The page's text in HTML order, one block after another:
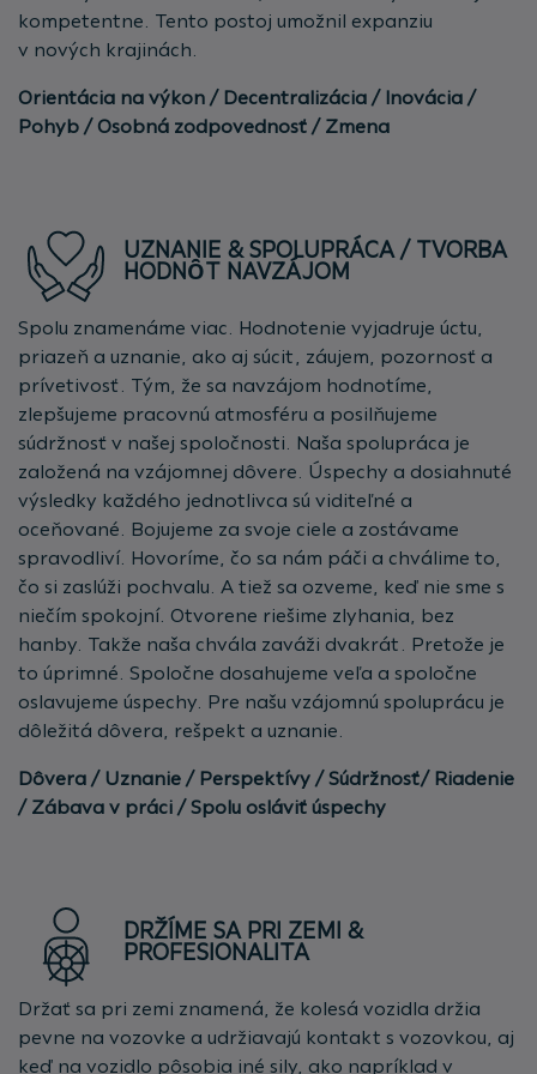
kompetentne. Tento postoj umožnil expanziu
v nových krajinách.
Orientácia na výkon / Decentralizácia / Inovácia /
Pohyb / Osobná zodpovednosť / Zmena
UZNANIE & SPOLUPRÁCA / TVORBA
HODNȎT NAVZÁJOM
Spolu znamenáme viac. Hodnotenie vyjadruje úctu,
priazeň a uznanie, ako aj súcit, záujem, pozornosť a
prívetivosť. Tým, že sa navzájom hodnotíme,
zlepšujeme pracovnú atmosféru a posilňujeme
súdržnosť v našej spoločnosti. Naša spolupráca je
založená na vzájomnej dôvere. Úspechy a dosiahnuté
výsledky každého jednotlivca sú viditeľné a
oceňované. Bojujeme za svoje ciele a zostávame
spravodliví. Hovoríme, čo sa nám páči a chválime to,
čo si zaslúži pochvalu. A tiež sa ozveme, keď nie sme s
niečím spokojní. Otvorene riešime zlyhania, bez
hanby. Takže naša chvála zaváži dvakrát. Pretože je
to úprimné. Spoločne dosahujeme veľa a spoločne
oslavujeme úspechy. Pre našu vzájomnú spoluprácu je
dôležitá dôvera, rešpekt a uznanie.
Dôvera / Uznanie / Perspektívy / Súdržnosť/ Riadenie
/ Zábava v práci / Spolu osláviť úspechy
DRŽÍME SA PRI ZEMI &
PROFESIONALITA
Držať sa pri zemi znamená, že kolesá vozidla držia
pevne na vozovke a udržiavajú kontakt s vozovkou, aj
keď na vozidlo pôsobia iné sily, ako napríklad v